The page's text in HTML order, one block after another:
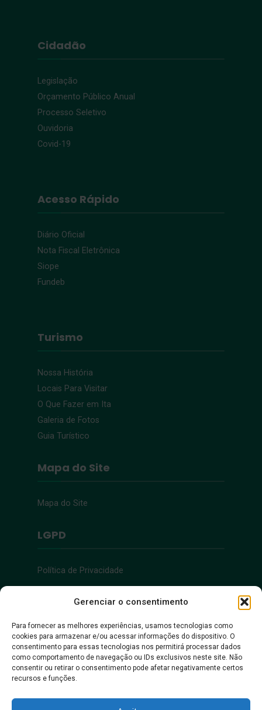
Gerenciar o consentimento
Para fornecer as melhores experiências, usamos tecnologias como
cookies para armazenar e/ou acessar informações do dispositivo. O
consentimento para essas tecnologias nos permitirá processar dados
como comportamento de navegação ou IDs exclusivos neste site. Não
consentir ou retirar o consentimento pode afetar negativamente certos
recursos e funções.
Cidadão
Legislação
Orçamento Público Anual
Processo Seletivo
Ouvidoria
Covid-19
Acesso Rápido
Diário Oficial
Nota Fiscal Eletrônica
Siope
Fundeb
Turismo
Nossa História
Locais Para Visitar
O Que Fazer em Ita
Galeria de Fotos
Guia Turístico
Mapa do Site
Mapa do Site
LGPD
Política de Privacidade
Acessibilidade
Acessibilidade